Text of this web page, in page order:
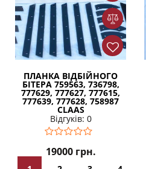
ПЛАНКА ВІДБІЙНОГО
БІТЕРА 759563, 736798,
777629, 777627, 777615,
777639, 777628, 758987
CLAAS
Відгуків: 0
19000грн.